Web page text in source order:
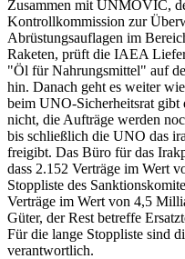
Zusammen mit UNMOVIC,
Kontrollkommission zur
Abrüstungsauflagen im
Raketen, prüft die IAEA
"Öl für Nahrungsmittel" auf
hin. Danach geht es weiter
beim UNO-Sicherheitsrat gibt
nicht, die Aufträge werden
bis schließlich die UNO das
freigibt. Das Büro für das
dass 2.152 Verträge im Wert
Stoppliste des
Verträge im Wert von 4,5
Güter, der Rest betreffe
Für die lange Stoppliste sind
verantwortlich.